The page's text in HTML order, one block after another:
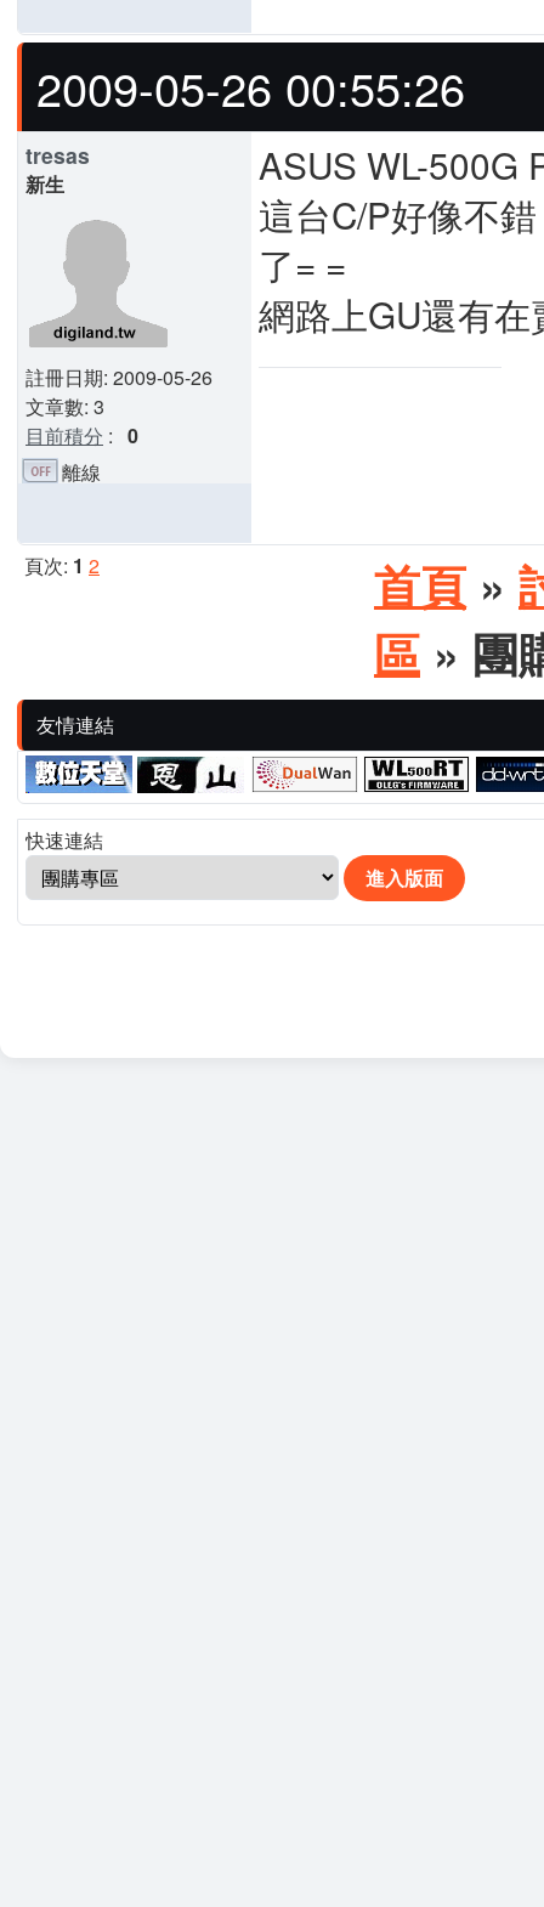
2009-05-26 00:55:26
tresas
新生
註冊日期: 2009-05-26
文章數: 3
目前積分 : 0
ASUS WL-500G
這台C/P好像不
了= =
網路上GU還有在
離線
頁次: 1 2 首頁 »
區 » 團
友情連結
快速連結